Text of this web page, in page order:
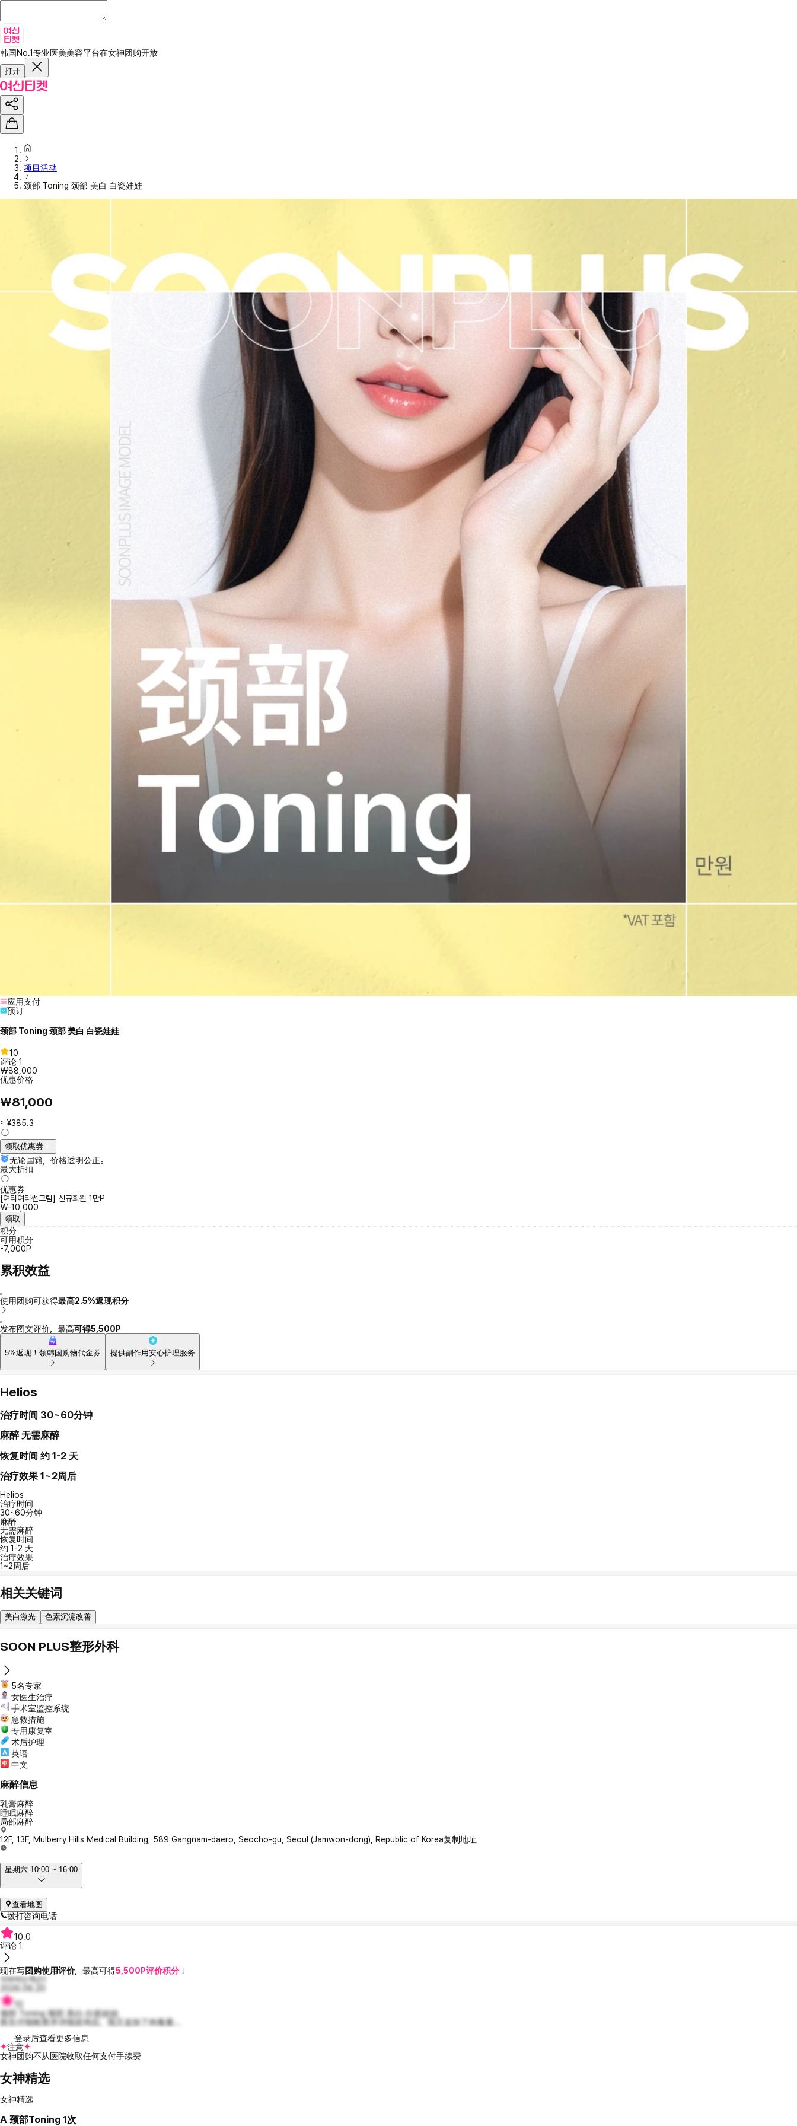
韩国No.1专业医美美容平台在女神团购开放
打开
项目活动
颈部 Toning 颈部 美白 白瓷娃娃
应用支付
预订
颈部 Toning 颈部 美白 白瓷娃娃
10
评论 1
₩88,000
优惠价格
₩81,000
≈ ¥385.3
领取优惠劵
无论国籍，价格透明公正。
最大折扣
优惠券
[여티여티썬크림] 신규회원 1만P
₩-10,000
领取
积分
可用积分
-7,000P
累积效益
使用团购可获得最高2.5%返现积分
发布图文评价，最高可得5,500P
5%返现！领韩国购物代金券 提供副作用安心护理服务
Helios
治疗时间 30~60分钟
麻醉 无需麻醉
恢复时间 约 1-2 天
治疗效果 1~2周后
Helios
治疗时间
30~60分钟
麻醉
无需麻醉
恢复时间
约 1-2 天
治疗效果
1~2周后
相关关键词
美白激光 色素沉淀改善
SOON PLUS整形外科
5名专家
女医生治疗
手术室监控系统
急救措施
专用康复室
术后护理
英语
中文
麻醉信息
乳膏麻醉
睡眠麻醉
局部麻醉
12F, 13F, Mulberry Hills Medical Building, 589 Gangnam-daero, Seocho-gu, Seoul (Jamwon-dong), Republic of Korea复制地址
星期六 10:00 ~ 16:00
查看地图
拨打咨询电话
10.0
评论 1
现在写团购使用评价，最高可得5,500P评价积分 ！
자부하는잭슨1
2026.06.20
颈部 Toning 颈部 美白 白瓷娃娃
医生仔细检查并详细咨询后，我又追加了肉毒素...
登录后查看更多信息
注意
女神团购不从医院收取任何支付手续费
女神精选
女神精选
A 颈部Toning 1次